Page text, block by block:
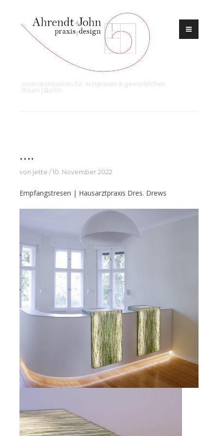
Inhalt
springen
Innenarchitekten für Arztpraxen & gewerblichen
Raum | Berlin
….
von jette 10. November 2022
Empfangstresen | Hausarztpraxis Dres. Drews